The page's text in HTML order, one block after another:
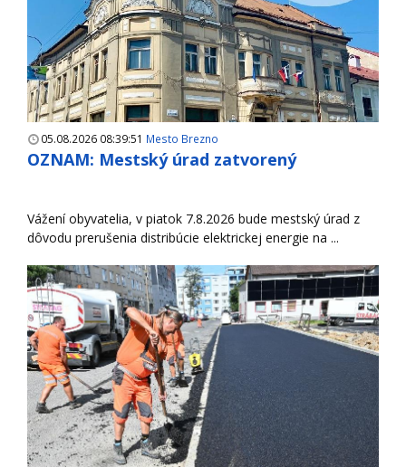
05.08.2026 08:39:51 Mesto Brezno
OZNAM: Mestský úrad zatvorený
Vážení obyvatelia, v piatok 7.8.2026 bude mestský úrad z
dôvodu prerušenia distribúcie elektrickej energie na ...